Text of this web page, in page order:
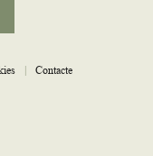
| Contacte
a twitter
a facebook